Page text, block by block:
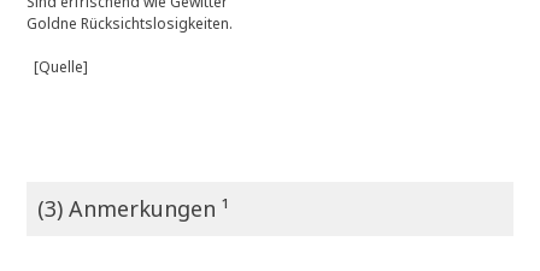
Goldne Rücksichtslosigkeiten.
[Quelle]
(3) Anmerkungen ¹